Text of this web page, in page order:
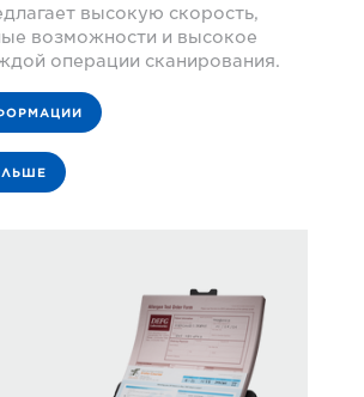
высокую скорость,
возможности и высокое
операции сканирования.